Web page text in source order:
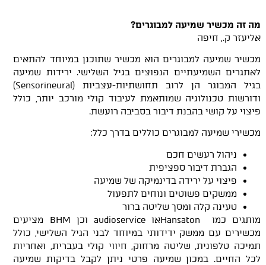
מה זה מכשיר שמיעה למבוגרים?
אליעזר ק., חיפה
מכשיר שמיעה למבוגרים הוא מכשיר שתוכנן במיוחד להתאים
לאתגרים השמיעתיים הנפוצים בגיל השלישי. ירידות שמיעה
בגיל המבוגר הן לרוב תחושתיות-עצביות (Sensorineural)
ודורשות טכנולוגיה שמותאמת לעיבוד קולי מורכב יותר, כולל
פיצוי על קושי בהבנת דיבור בסביבה רועשת.
מכשירי שמיעה למבוגרים כוללים בדרך כלל:
ניהול רעשים חכם
הגברת דיבור ספציפית
פיצוי על ירידה בדינמיקה של שמיעה
ממשקים פשוטים ונוחים לתפעול
טעינה קלה ומסך שליטה ברור
מותגים כמו Hansatonאו audioservice וכן BHM מציעים
מכשירים עם ממשק ידידותי במיוחד לבני הגיל השלישי, כולל
תמיכה טלפונית, שליטה מרחוק, חיווי קולי בעברית, ואחריות
לכל החיים. במכון שמיעה פרטי ניתן לקבל בדיקות שמיעה